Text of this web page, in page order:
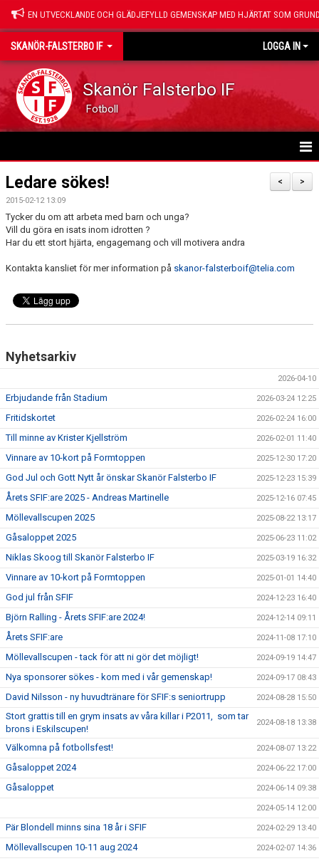
EN UTVECKLANDE OCH GLÄDJEFYLLD GEMENSKAP MED HJÄRTAT SOM
SKANÖR-FALSTERBO IF LOGGA IN
Skanör Falsterbo IF
Fotboll
HEM
NYHETER
OM SFIF
VÅRA SAMARBETSPARTNERS
SPONSRING
SFIF PROFILER & MINNEN
BILDGALLERI
GÅSALOPPET
HITTA HIT
FÖRSÄKRING
PROFILPRODUKTER
BLI STÖDMEDLEM
MEDLEMSERBJUDANDEN
ÅRETS SFIF:ARE
INFO MÖTANDE UNGDOMSLAG
>
<
Ledare sökes!
2015-02-12 13:09
Tycker du om att arbeta med barn och unga?
Vill du göra en isats inom idrotten ?
Har du ett stort hjärta, engagemang och vill motivera andra
Kontakta kansliet för mer information på skanor-falsterboif@telia.com
Nyhetsarkiv
2026-04-10
Erbjudande från Stadium 2026-03-24 12:25
Fritidskortet 2026-02-24 16:00
Till minne av Krister Kjellström 2026-02-01 11:40
Vinnare av 10-kort på Formtoppen 2025-12-30 17:20
God Jul och Gott Nytt år önskar Skanör Falsterbo IF 2025-12-23 15:39
Årets SFIF:are 2025 - Andreas Martinelle 2025-12-16 07:45
Möllevallscupen 2025 2025-08-22 13:17
Gåsaloppet 2025 2025-06-23 11:02
Niklas Skoog till Skanör Falsterbo IF 2025-03-19 16:32
Vinnare av 10-kort på Formtoppen 2025-01-01 14:40
God jul från SFIF 2024-12-23 16:40
Björn Ralling - Årets SFIF:are 2024! 2024-12-14 09:11
Årets SFIF:are 2024-11-08 17:10
Möllevallscupen - tack för att ni gör det möjligt! 2024-09-19 14:47
Nya sponsorer sökes - kom med i vår gemenskap! 2024-09-17 08:43
David Nilsson - ny huvudtränare för SFIF:s seniortrupp 2024-08-28 15:50
Stort grattis till en grym insats av våra killar i P2011, som tar
brons i Eskilscupen!
2024-08-18 13:38
Välkomna på fotbollsfest! 2024-08-07 13:22
Gåsaloppet 2024 2024-06-22 17:00
Gåsaloppet 2024-06-14 09:38
2024-05-14 12:00
Pär Blondell minns sina 18 år i SFIF 2024-02-29 13:40
Möllevallscupen 10-11 aug 2024 2024-02-07 14:36